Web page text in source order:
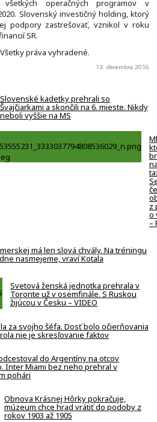
operačných programov v
Slovenský investičný holding, ktorý
podpory zastrešovať, vznikol v roku
SR.
práva vyhradené.
13. decembra 2016
Slovenské kadetky prehrali so
Švajčiarkami a skončili na 6. mieste. Nikdy
neboli vyššie na MS
z
o
–
má len slová chvály. Na tréningu
nasmejeme, vraví Kotala
Svetová ženská jednotka prehrala v
Toronte už v osemfinále. S Ruskou
žijúcou v Česku – VIDEO
za svojho šéfa. Dosť bolo očierňovania
nie je skresľovanie faktov
do Argentíny na otcov
Inter Miami bez neho prehral v
pohári
Obnova Krásnej Hôrky pokračuje,
múzeum chce hrad vrátiť do podoby z
rokov 1903 až 1905